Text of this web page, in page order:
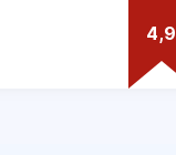
4,9